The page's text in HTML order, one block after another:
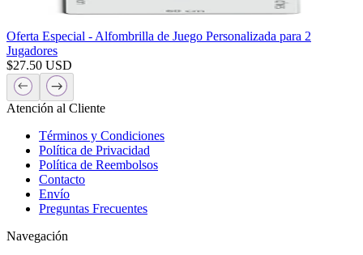
Oferta Especial - Alfombrilla de Juego Personalizada para 2
Jugadores
$27.50 USD
Atención al Cliente
Términos y Condiciones
Política de Privacidad
Política de Reembolsos
Contacto
Envío
Preguntas Frecuentes
Navegación